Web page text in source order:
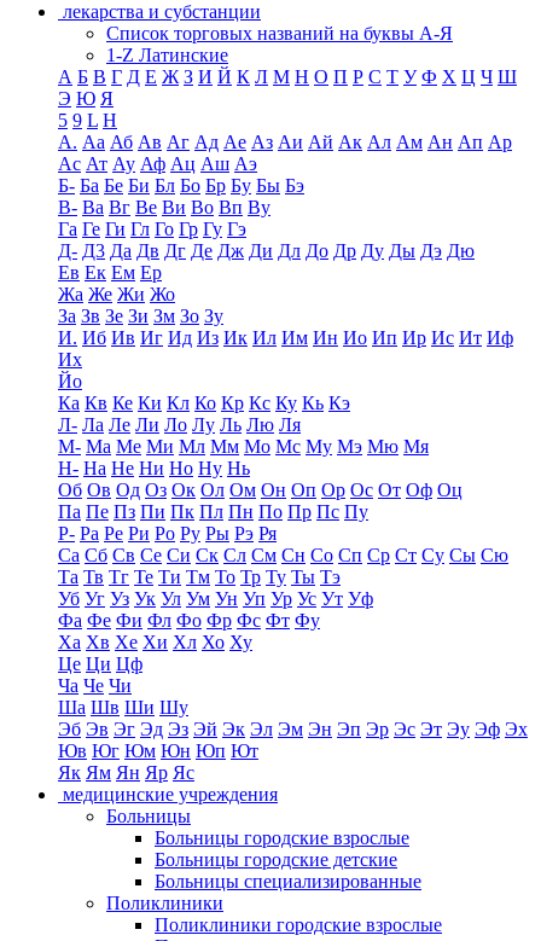
лекарства и субстанции
Список торговых названий на буквы А-Я
1-Z Латинские
А Б В Г Д Е Ж З И Й К Л М Н О П Р С Т У Ф Х Ц Ч Ш
Э Ю Я
5 9 L H
А. Аа Аб Ав Аг Ад Ае Аз Аи Ай Ак Ал Ам Ан Ап Ар
Ас Ат Ау Аф Ац Аш Аэ
Б- Ба Бе Би Бл Бо Бр Бу Бы Бэ
В- Ва Вг Ве Ви Во Вп Ву
Га Ге Ги Гл Го Гр Гу Гэ
Д- Д3 Да Дв Дг Де Дж Ди Дл До Др Ду Ды Дэ Дю
Ев Ек Ем Ер
Жа Же Жи Жо
За Зв Зе Зи Зм Зо Зу
И. Иб Ив Иг Ид Из Ик Ил Им Ин Ио Ип Ир Ис Ит Иф
Их
Йо
Ка Кв Ке Ки Кл Ко Кр Кс Ку Кь Кэ
Л- Ла Ле Ли Ло Лу Ль Лю Ля
М- Ма Ме Ми Мл Мм Мо Мс Му Мэ Мю Мя
Н- На Не Ни Но Ну Нь
Об Ов Од Оз Ок Ол Ом Он Оп Ор Ос От Оф Оц
Па Пе Пз Пи Пк Пл Пн По Пр Пс Пу
Р- Ра Ре Ри Ро Ру Ры Рэ Ря
Са Сб Св Се Си Ск Сл См Сн Со Сп Ср Ст Су Сы Сю
Та Тв Тг Те Ти Тм То Тр Ту Ты Тэ
Уб Уг Уз Ук Ул Ум Ун Уп Ур Ус Ут Уф
Фа Фе Фи Фл Фо Фр Фс Фт Фу
Ха Хв Хе Хи Хл Хо Ху
Це Ци Цф
Ча Че Чи
Ша Шв Ши Шу
Эб Эв Эг Эд Эз Эй Эк Эл Эм Эн Эп Эр Эс Эт Эу Эф Эх
Юв Юг Юм Юн Юп Ют
Як Ям Ян Яр Яс
медицинские учреждения
Больницы
Больницы городские взрослые
Больницы городские детские
Больницы специализированные
Поликлиники
Поликлиники городские взрослые